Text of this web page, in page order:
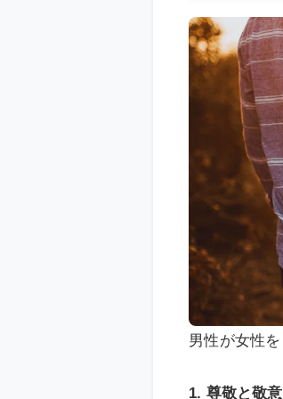
男性が女性
1. 尊敬と敬